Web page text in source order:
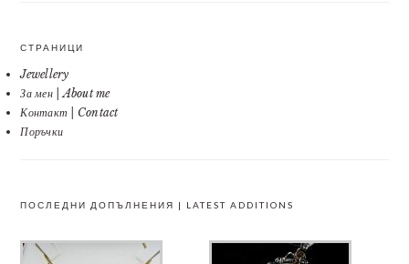
СТРАНИЦИ
Jewellery
За мен | About me
Контакт | Contact
Поръчки
ПОСЛЕДНИ ДОПЪЛНЕНИЯ | LATEST ADDITIONS